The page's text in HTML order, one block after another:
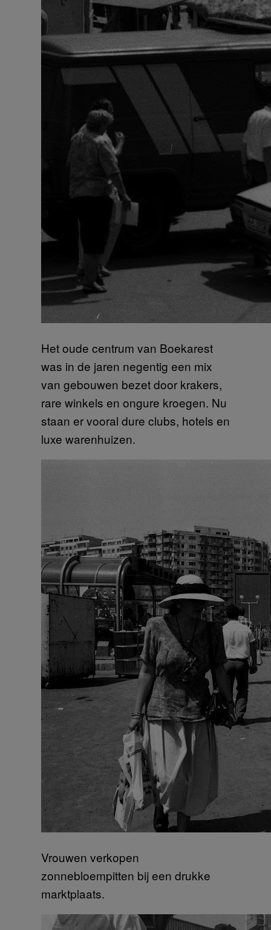
Het oude centrum van Boekarest
was in de jaren negentig een mix
van gebouwen bezet door krakers,
rare winkels en ongure kroegen. Nu
staan er vooral dure clubs, hotels en
luxe warenhuizen.
Vrouwen verkopen
zonnebloempitten bij een drukke
marktplaats.